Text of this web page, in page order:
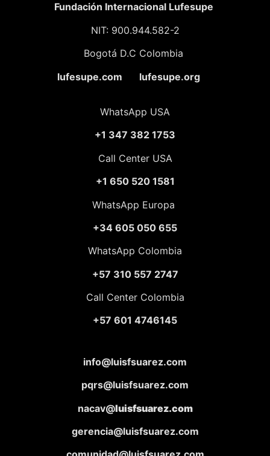
Fundación Internacional Lufesupe
NIT: 900.944.582-2
Bogotá D.C Colombia
lufesupe.com lufesupe.org
WhatsApp USA
+1 347 382 1753
Call Center USA
+1 650 520 1581
WhatsApp Europa
+34 605 050 655
WhatsApp Colombia
+57 310 557 2747
Call Center Colombia
+57 601 4746145
info@luisfsuarez.com
pqrs@luisfsuarez.com
nacav@luisfsuarez.com
gerencia@luisfsuarez.com